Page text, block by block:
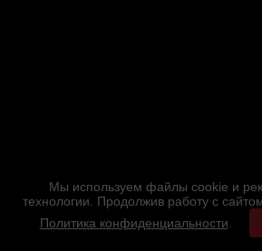
Мы используем файлы cookie и
технологии. Продолжив работу с
Политика конфиденциальности